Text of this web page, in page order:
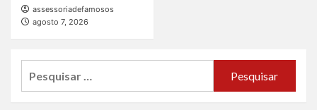
assessoriadefamosos
agosto 7, 2026